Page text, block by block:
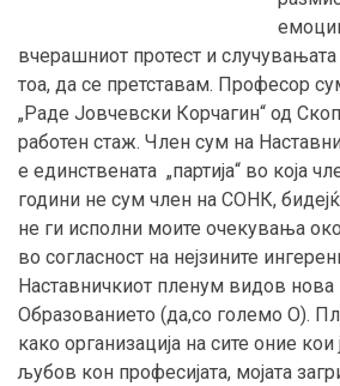
вчерашниот протест и
тоа, да се претставам. Професор
„Раде Јовчевски Корчагин“ од
работен стаж. Член сум на
е единствената „партија“ во која
години не сум член на СОНК,
не ги исполни моите очекувања
во согласност на нејзините
Наставничкиот пленум видов
Образованието (да,со големо О).
како организација на сите оние кои
љубов кон професијата, мојата